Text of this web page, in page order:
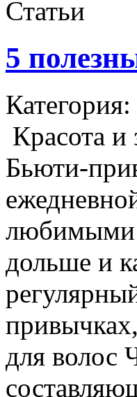
Статьи
5
Красота и
Бьюти-
любимыми
дольше и
для волос